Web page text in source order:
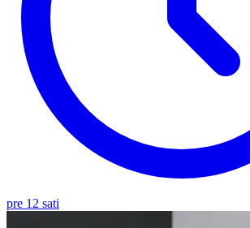
pre 12 sati